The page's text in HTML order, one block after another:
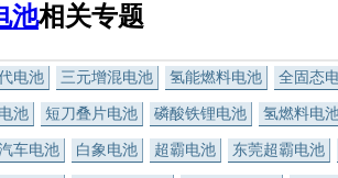
池相关专题
电池 三元增混电池 氢能燃料电池 全固态
池 短刀叠片电池 磷酸铁锂电池 氢燃料电
车电池 白象电池 超霸电池 东莞超霸电池